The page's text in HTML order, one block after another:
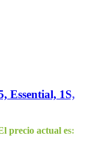
Essential, 1S,
precio actual es: